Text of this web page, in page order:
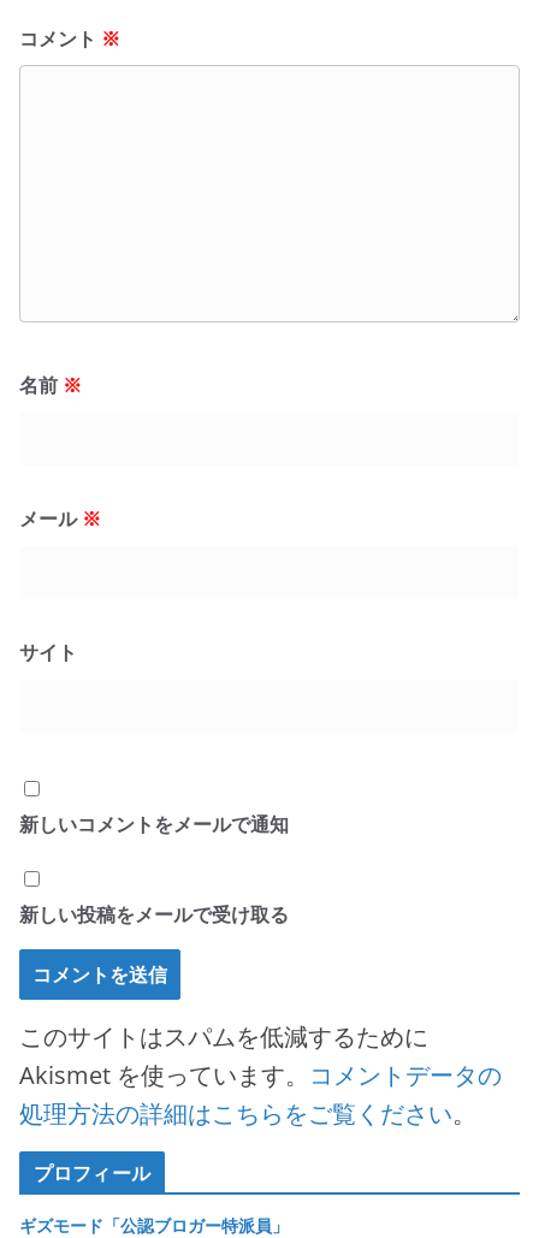
コメント ※
名前 ※
メール ※
サイト
新しいコメントをメールで通知
新しい投稿をメールで受け取る
このサイトはスパムを低減するために
Akismet を使っています。 コメントデータの
処理方法の詳細はこちらをご覧ください。
プロフィール
ギズモード「公認ブロガー特派員」